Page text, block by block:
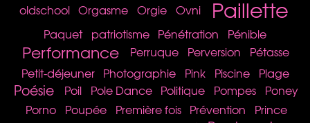
oldschool Orgasme Orgie Ovni Paillette
Paquet patriotisme Pénétration Pénible
Performance Perruque Perversion
Pétasse
Petit-déjeuner Photographie Pink Piscine Plage
Poésie Poil Pole Dance Politique Pompes Poney
Porno Poupée Première fois Prévention
Prince